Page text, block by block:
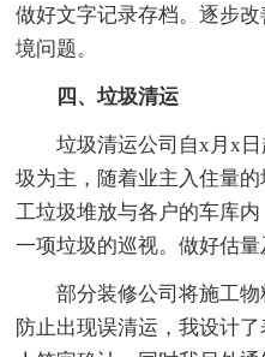
做好文字记录存档。逐步
境问题。
四、垃圾清运
垃圾清运公司自x月x日
圾为主，随着业主入住量
工垃圾堆放与各户的车库
一项垃圾的巡视。做好估量
部分装修公司将施工物
防止出现误清运，我设计